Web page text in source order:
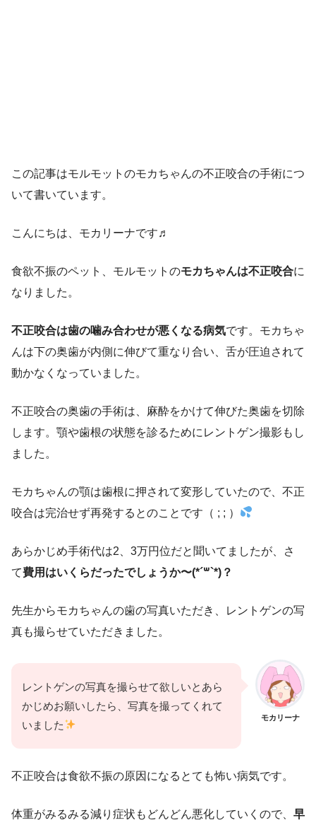
この記事はモルモットのモカちゃんの不正咬合の手術につ
いて書いています。
こんにちは、モカリーナです♬
食欲不振のペット、モルモットのモカちゃんは不正咬合に
なりました。
不正咬合は歯の噛み合わせが悪くなる病気です。モカちゃ
んは下の奥歯が内側に伸びて重なり合い、舌が圧迫されて
動かなくなっていました。
不正咬合の奥歯の手術は、麻酔をかけて伸びた奥歯を切除
します。顎や歯根の状態を診るためにレントゲン撮影もし
ました。
モカちゃんの顎は歯根に押されて変形していたので、不正
咬合は完治せず再発するとのことです（ ; ; ）
あらかじめ手術代は2、3万円位だと聞いてましたが、さ
て費用はいくらだったでしょうか〜(*´꒳`*)？
先生からモカちゃんの歯の写真いただき、レントゲンの写
真も撮らせていただきました。
モカリーナ
レントゲンの写真を撮らせて欲しいとあら
かじめお願いしたら、写真を撮ってくれて
いました
不正咬合は食欲不振の原因になるとても怖い病気です。
体重がみるみる減り症状もどんどん悪化していくので、 早